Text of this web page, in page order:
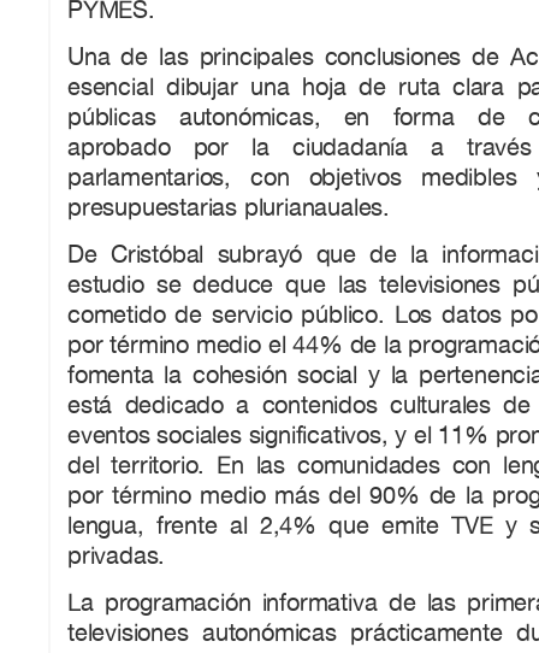
PYMES.
Una de las principales conclusiones de
esencial dibujar una hoja de ruta clara
públicas autonómicas, en forma de
aprobado por la ciudadanía a
parlamentarios, con objetivos
presupuestarias plurianauales.
De Cristóbal subrayó que de la
estudio se deduce que las televisiones
cometido de servicio público. Los datos
por término medio el 44% de la
fomenta la cohesión social y la
está dedicado a contenidos culturales
eventos sociales significativos, y el 11%
del territorio. En las comunidades con
por término medio más del 90% de la
lengua, frente al 2,4% que emite TVE y
privadas.
La programación informativa de las
televisiones autonómicas prácticamente